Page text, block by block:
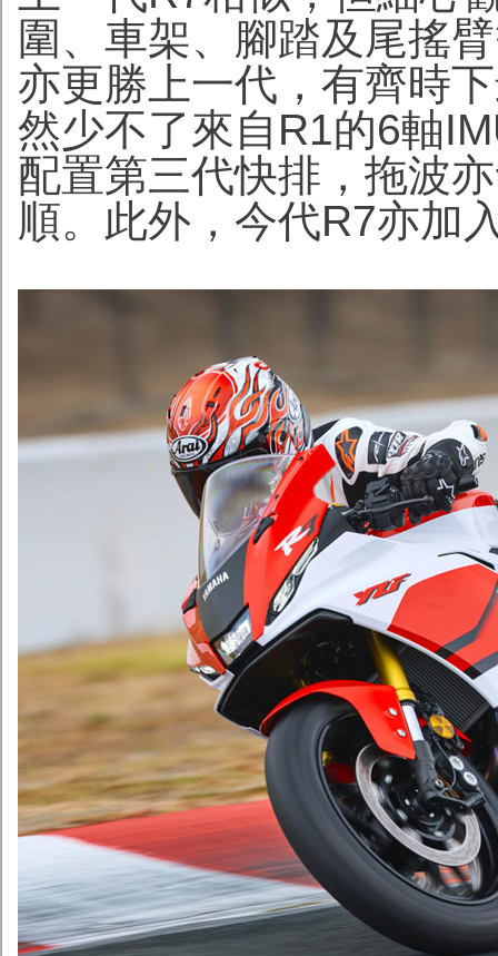
圍、車架、腳踏及尾搖
亦更勝上一代，有齊時
然少不了來自R1的6軸
配置第三代快排，拖波
順。此外，今代R7亦加